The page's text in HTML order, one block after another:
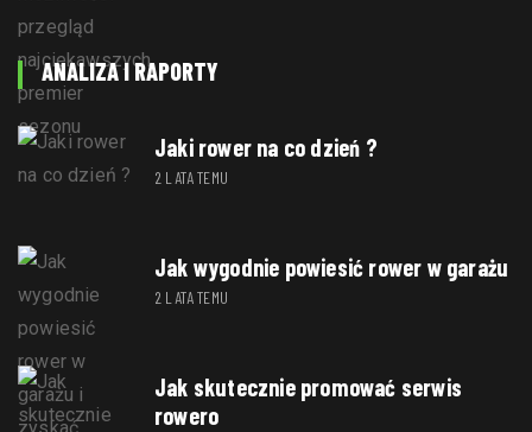
ANALIZA I RAPORTY
Jaki rower na co dzień ?
2 LATA TEMU
Jak wygodnie powiesić rower w garażu
2 LATA TEMU
Jak skutecznie promować serwis
rowero